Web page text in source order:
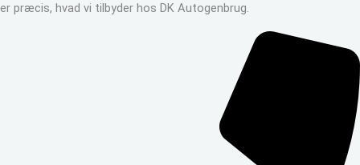
er præcis, hvad vi tilbyder hos DK Autogenbrug.